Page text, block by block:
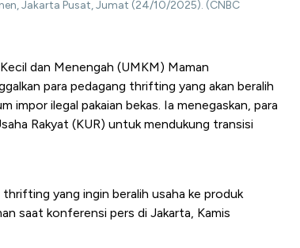
Jakarta Pusat, Jumat (24/10/2025). (CNBC
dan Menengah (UMKM) Maman
para pedagang thrifting yang akan beralih
impor ilegal pakaian bekas. Ia menegaskan, para
Rakyat (KUR) untuk mendukung transisi
yang ingin beralih usaha ke produk
saat konferensi pers di Jakarta, Kamis